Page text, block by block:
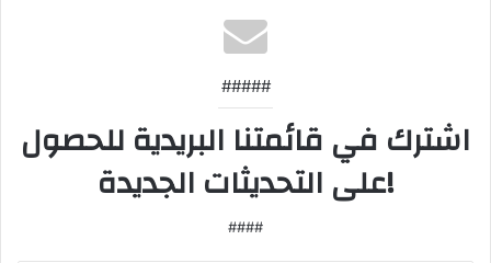
#####
اشترك في قائمتنا البريدية للحصول
على التحديثات الجديدة!
####